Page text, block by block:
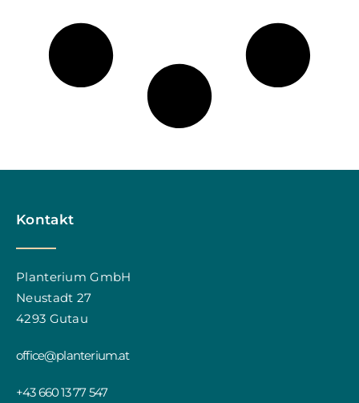
Kontakt
Planterium GmbH
Neustadt 27
4293 Gutau
office@planterium.at
+43 660 13 77 547